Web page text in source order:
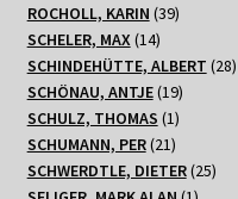
Produkt
ROCHOLL, KARIN 3939
SCHELER, MAX 1414
Produkte
SCHINDEHÜTTE, ALBERT 2828
SCHÖNAU, ANTJE 1919
Produkte
SCHULZ, THOMAS 11
Produkt
SCHUMANN, PER 2121
Produkte
SCHWERDTLE, DIETER 2525